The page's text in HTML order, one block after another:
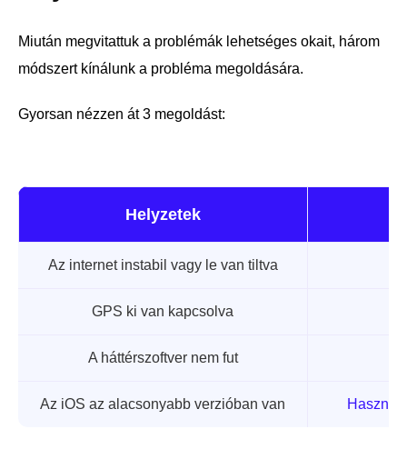
Miután megvitattuk a problémák lehetséges okait, három
módszert kínálunk a probléma megoldására.
Gyorsan nézzen át 3 megoldást:
Helyzetek
Az internet instabil vagy le van tiltva
GPS ki van kapcsolva
A háttérszoftver nem fut
Az iOS az alacsonyabb verzióban van